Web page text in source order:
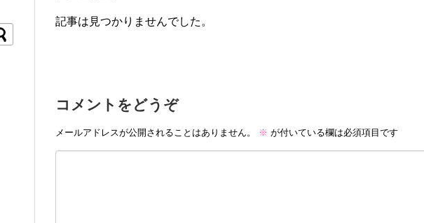
記事は見つかりませんでした。
コメントをどうぞ
メールアドレスが公開されることはありません。 ※ が付いている欄は必須項目です